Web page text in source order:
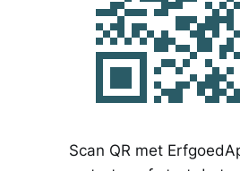
Scan QR met